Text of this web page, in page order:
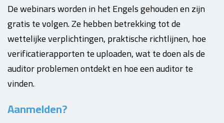
De webinars worden in het Engels gehouden en zijn
gratis te volgen. Ze hebben betrekking tot de
wettelijke verplichtingen, praktische richtlijnen, hoe
verificatierapporten te uploaden, wat te doen als de
auditor problemen ontdekt en hoe een auditor te
vinden.
Aanmelden?